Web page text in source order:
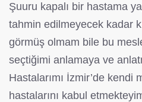
Şuuru kapalı bir hastama
tahmin edilmeyecek kadar
görmüş olmam bile bu
seçtiğimi anlamaya ve
Hastalarımı İzmir’de kendi
hastalarını kabul